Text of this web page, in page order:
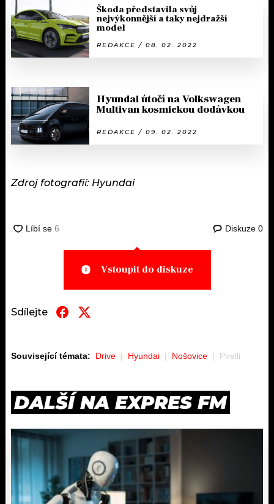
Škoda představila svůj
nejvýkonnější a taky nejdražší
model
REDAKCE / 08. 02. 2022
Hyundai útočí na Volkswagen
Multivan kosmickou dodávkou
REDAKCE / 09. 02. 2022
Zdroj fotografií: Hyundai
Diskuze 0
Vstoupit do diskuze
Sdílejte
Související témata: Drive Hyundai Nošovice Pirelli
DALŠÍ NA EXPRES FM